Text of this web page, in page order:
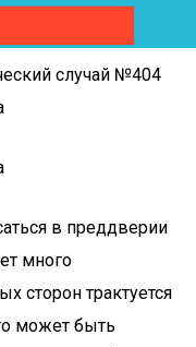
случай №404
в преддверии
много
сторон трактуется
может быть